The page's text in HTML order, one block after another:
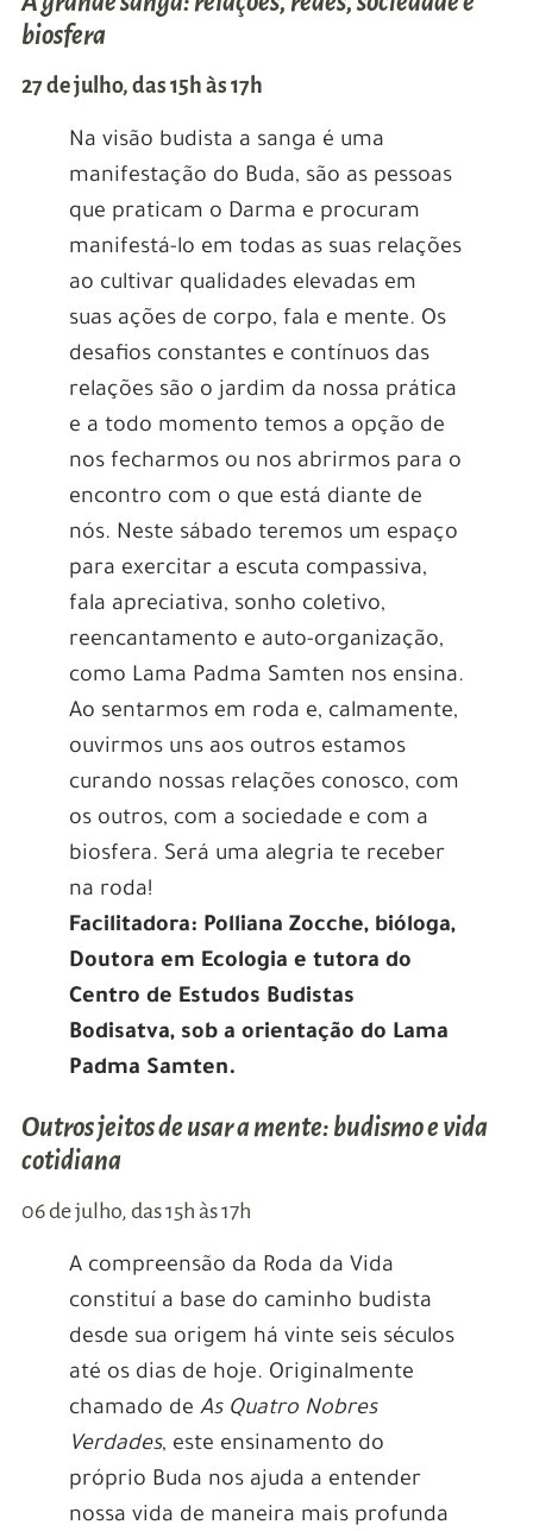
biosfera
27 de julho, das 15h às 17h
Na visão budista a sanga é uma
manifestação do Buda, são as pessoas
que praticam o Darma e procuram
manifestá-lo em todas as suas relações
ao cultivar qualidades elevadas em
suas ações de corpo, fala e mente. Os
desafios constantes e contínuos das
relações são o jardim da nossa prática
e a todo momento temos a opção de
nos fecharmos ou nos abrirmos para o
encontro com o que está diante de
nós. Neste sábado teremos um espaço
para exercitar a escuta compassiva,
fala apreciativa, sonho coletivo,
reencantamento e auto-organização,
como Lama Padma Samten nos ensina.
Ao sentarmos em roda e, calmamente,
ouvirmos uns aos outros estamos
curando nossas relações conosco, com
os outros, com a sociedade e com a
biosfera. Será uma alegria te receber
na roda!
Facilitadora: Polliana Zocche, bióloga,
Doutora em Ecologia e tutora do
Centro de Estudos Budistas
Bodisatva, sob a orientação do Lama
Padma Samten.
Outros jeitos de usar a mente: budismo e vida
cotidiana
06 de julho, das 15h às 17h
A compreensão da Roda da Vida
constituí a base do caminho budista
desde sua origem há vinte seis séculos
até os dias de hoje. Originalmente
chamado de As Quatro Nobres
Verdades, este ensinamento do
próprio Buda nos ajuda a entender
nossa vida de maneira mais profunda